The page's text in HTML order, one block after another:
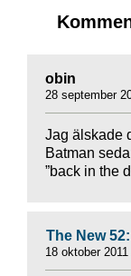
obin
28 september
Jag älskade
Batman
”back in the
The New
18 oktober